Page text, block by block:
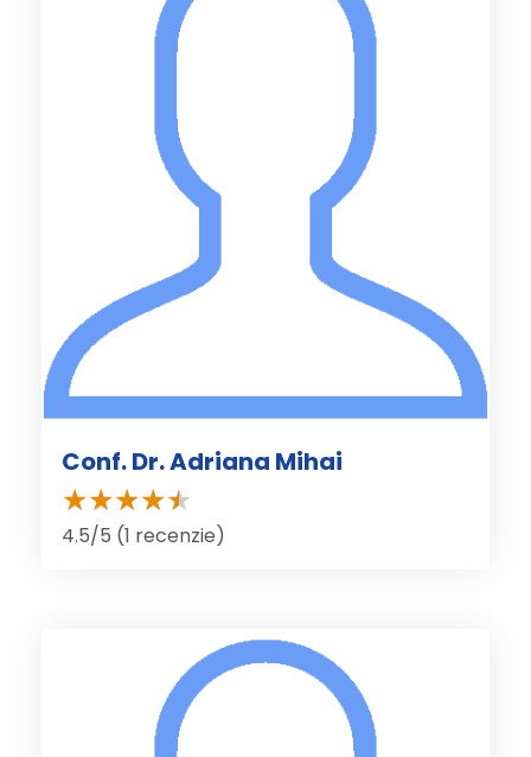
Conf. Dr. Adriana Mihai
4.5/5 (1 recenzie)